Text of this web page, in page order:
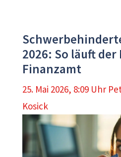
2026: So läuft
Finanzamt
25. Mai 2026, 8:09 Uhr
Kosick